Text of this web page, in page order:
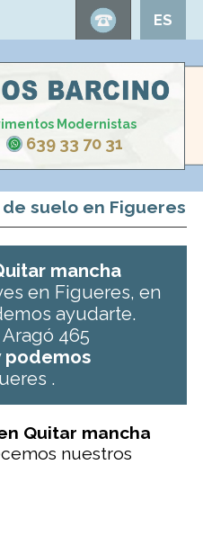
ES
Modernistas
639 33 70 31
suelo en Figueres
mancha
en Figueres, en
ayudarte.
465
podemos
.
Quitar mancha
nuestros